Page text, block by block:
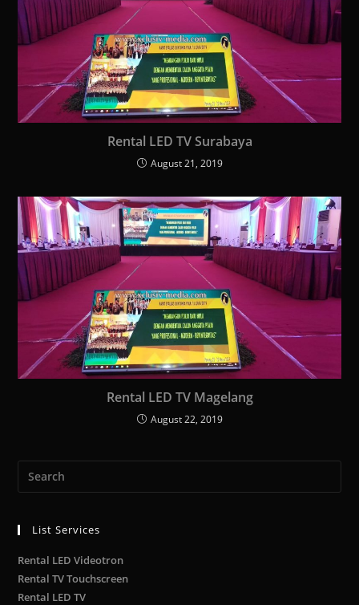
Rental LED TV Surabaya
August 21, 2019
Rental LED TV Magelang
August 22, 2019
List Services
Rental LED Videotron
Rental TV Touchscreen
Rental LED TV